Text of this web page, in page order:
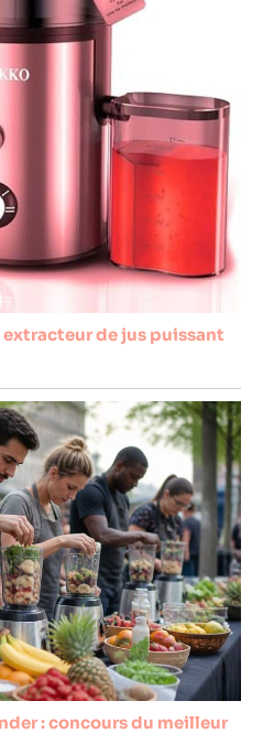
extracteur de jus puissant
: concours du meilleur